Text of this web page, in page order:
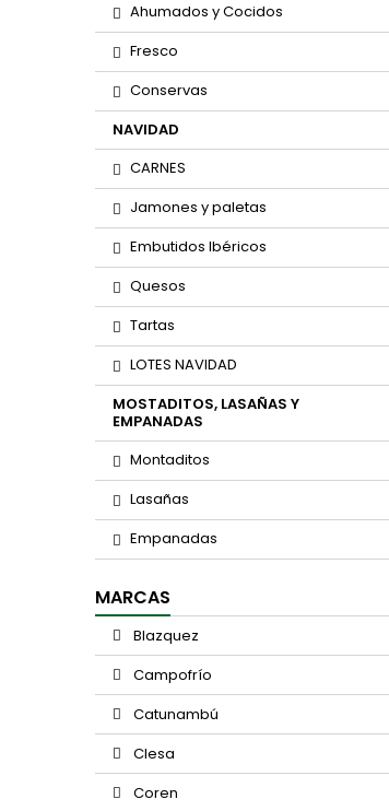
Ahumados y Cocidos
Fresco
Conservas
NAVIDAD
CARNES
Jamones y paletas
Embutidos Ibéricos
Quesos
Tartas
LOTES NAVIDAD
MOSTADITOS, LASAÑAS Y
EMPANADAS
Montaditos
Lasañas
Empanadas
MARCAS
Blazquez
Campofrío
Catunambú
Clesa
Coren